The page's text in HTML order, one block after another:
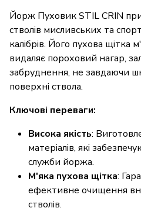
Йорж Пуховик STIL CRIN
стволів мисливських та
калібрів. Його пухова щітка
видаляє пороховий нагар,
забруднення, не завдаючи
поверхні ствола.
Ключові переваги:
Висока якість:
матеріалів, які
служби йоржа.
М'яка пухова щітка:
ефективне очищення
стволів.